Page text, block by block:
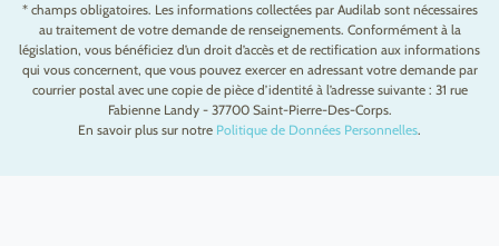
* champs obligatoires. Les informations collectées par Audilab sont nécessaires
au traitement de votre demande de renseignements. Conformément à la
législation, vous bénéficiez d’un droit d’accès et de rectification aux informations
qui vous concernent, que vous pouvez exercer en adressant votre demande par
courrier postal avec une copie de pièce d’identité à l’adresse suivante : 31 rue
Fabienne Landy - 37700 Saint-Pierre-Des-Corps.
En savoir plus sur notre Politique de Données Personnelles.